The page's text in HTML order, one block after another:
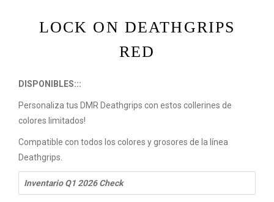
LOCK ON DEATHGRIPS
RED
DISPONIBLES:::
Personaliza tus DMR Deathgrips con estos collerines de
colores limitados!
Compatible con todos los colores y grosores de la línea
Deathgrips.
Inventario Q1 2026 Check